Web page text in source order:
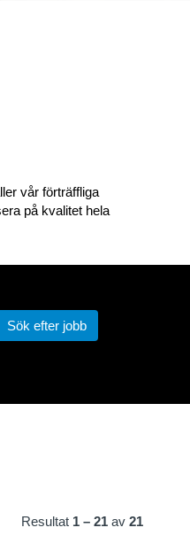
vår förträffliga
på kvalitet hela
Resultat 1 – 21 av 21